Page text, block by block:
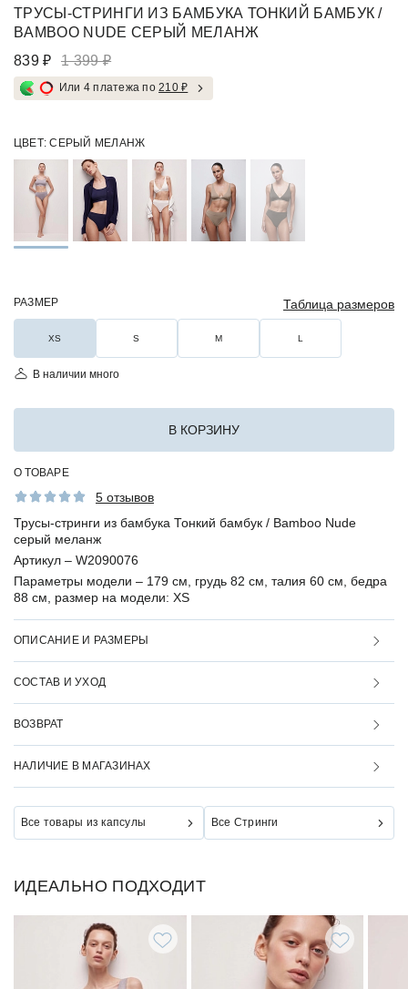
ТРУСЫ-СТРИНГИ ИЗ БАМБУКА ТОНКИЙ БАМБУК /
BAMBOO NUDE СЕРЫЙ МЕЛАНЖ
839 ₽
1 399 ₽
Или 4 платежа по210 ₽
ЦВЕТ:СЕРЫЙ МЕЛАНЖ
РАЗМЕР Таблица размеров
XS S M L
В наличии много
В КОРЗИНУ
О ТОВАРЕ
5 отзывов
Трусы-стринги из бамбука Тонкий бамбук / Bamboo Nude
серый меланж
Артикул – W2090076
Параметры модели – 179 см, грудь 82 см, талия 60 см, бедра
88 см, размер на модели: XS
ОПИСАНИЕ И РАЗМЕРЫ
СОСТАВ И УХОД
ВОЗВРАТ
НАЛИЧИЕ В МАГАЗИНАХ
Все товары из капсулы Все Стринги
ИДЕАЛЬНО ПОДХОДИТ